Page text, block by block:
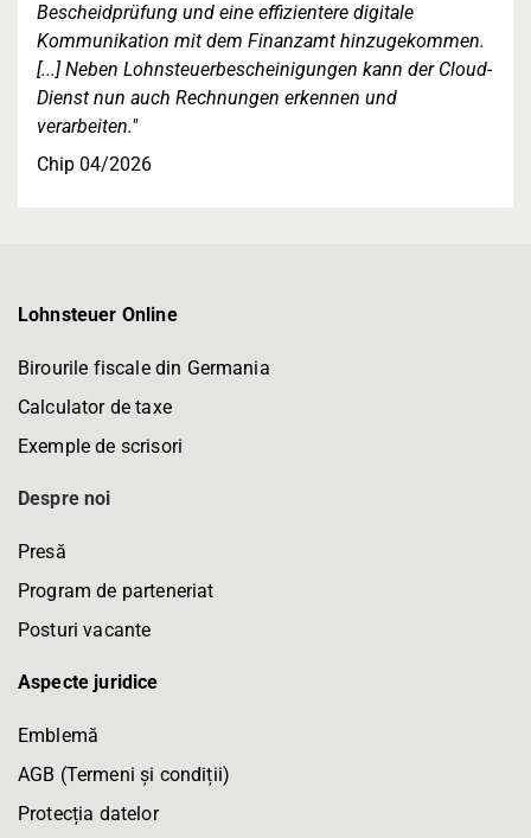
Bescheidprüfung und eine effizientere digitale
Kommunikation mit dem Finanzamt hinzugekommen.
[...] Neben Lohnsteuerbescheinigungen kann der Cloud-
Dienst nun auch Rechnungen erkennen und
verarbeiten."
Chip 04/2026
Lohnsteuer Online
Birourile fiscale din Germania
Calculator de taxe
Exemple de scrisori
Despre noi
Presă
Program de parteneriat
Posturi vacante
Aspecte juridice
Emblemă
AGB (Termeni și condiții)
Protecția datelor